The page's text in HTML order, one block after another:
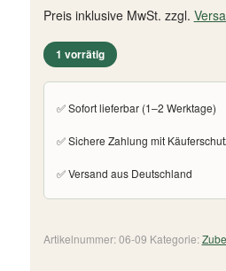
Preis inklusive MwSt. zzgl.
1 vorrätig
✅ Sofort lieferbar (1–2 Werktage)
✅ Sichere Zahlung mit
✅ Versand aus Deutschland
Artikelnummer:06-09 Kategorie: